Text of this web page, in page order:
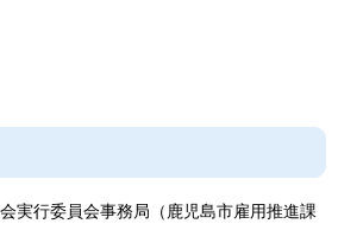
実行委員会事務局（鹿児島市雇用推進課